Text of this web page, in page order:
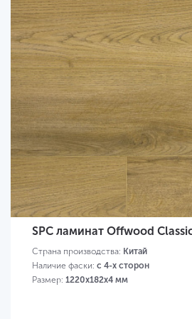
SPC ламинат Offwood
Страна производства: Китай
Наличие фаски: с 4-х сторон
Размер: 1220х182х4 мм